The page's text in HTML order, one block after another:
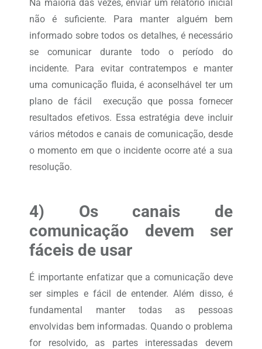
Na maioria das vezes, enviar um relatório inicial
não é suficiente. Para manter alguém bem
informado sobre todos os detalhes, é necessário
se comunicar durante todo o período do
incidente. Para evitar contratempos e manter
uma comunicação fluida, é aconselhável ter um
plano de fácil execução que possa fornecer
resultados efetivos. Essa estratégia deve incluir
vários métodos e canais de comunicação, desde
o momento em que o incidente ocorre até a sua
resolução.
4) Os canais de
comunicação devem ser
fáceis de usar
É importante enfatizar que a comunicação deve
ser simples e fácil de entender. Além disso, é
fundamental manter todas as pessoas
envolvidas bem informadas. Quando o problema
for resolvido, as partes interessadas devem